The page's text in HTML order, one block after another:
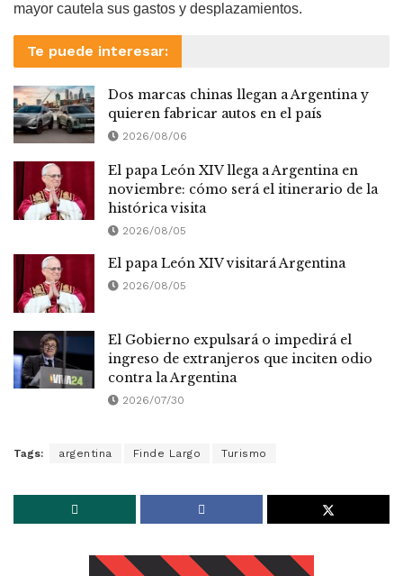
mayor cautela sus gastos y desplazamientos.
Te puede interesar:
Dos marcas chinas llegan a Argentina y
quieren fabricar autos en el país
2026/08/06
El papa León XIV llega a Argentina en
noviembre: cómo será el itinerario de la
histórica visita
2026/08/05
El papa León XIV visitará Argentina
2026/08/05
El Gobierno expulsará o impedirá el
ingreso de extranjeros que inciten odio
contra la Argentina
2026/07/30
Tags: argentina Finde Largo Turismo